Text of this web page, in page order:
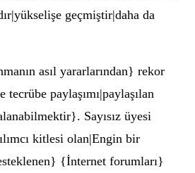
geçmiştir|daha da
asıl yararlarından} rekor
tecrübe paylaşımı|paylaşılan
Sayısız üyesi
kitlesi olan|Engin bir
{İnternet forumları}